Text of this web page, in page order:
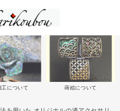
工について 蒔絵について